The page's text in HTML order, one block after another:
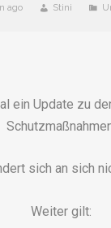
ago Stini
ein Update zu
sich an sich
Weiter gilt: